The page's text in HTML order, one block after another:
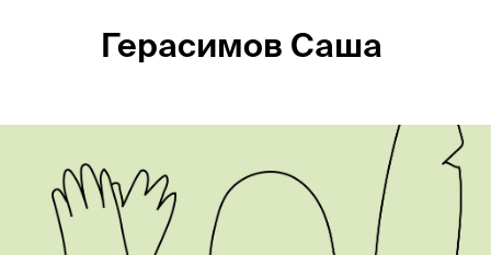
Россия
Мир
Герасимов Саша